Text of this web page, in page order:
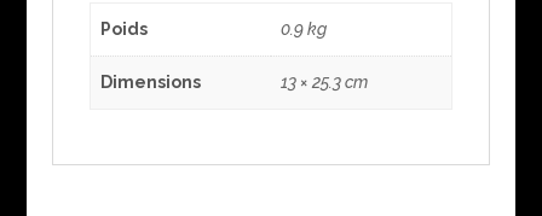
Poids 0.9 kg
Dimensions 13 × 25.3 cm